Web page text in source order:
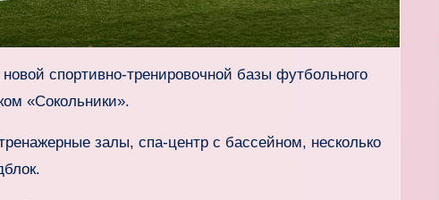
спортивно‑тренировочной базы футбольного
«Сокольники».
залы, спа‑центр с бассейном, несколько